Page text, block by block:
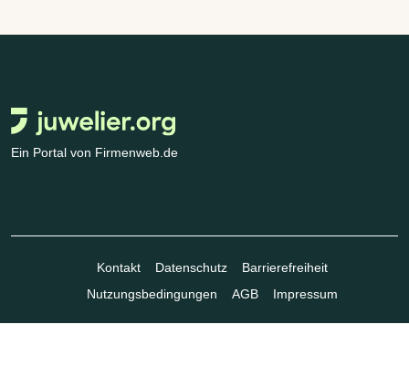
Ein Portal von Firmenweb.de
Kontakt Datenschutz
Barrierefreiheit
Nutzungsbedingungen
AGB Impressum